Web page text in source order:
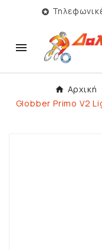


Αρχική
Globber Primo V2